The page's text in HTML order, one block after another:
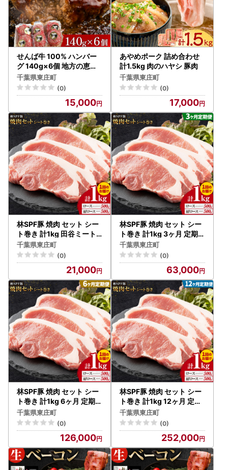
せんば牛 100% ハンバー
グ 140g×6個 地方の恵み
ハンバーグ
千葉県東庄町
(0)
15,000
あやめポーク 詰め合わせ
計1.5kg 肉のハヤシ 豚肉
千葉県東庄町
(0)
17,000
林SPF豚 焼肉 セット シー
ト巻き 計1kg 田谷ミート
センター 焼肉
千葉県東庄町
(0)
21,000
林SPF豚 焼肉 セット シー
ト巻き 計1kg 3ヶ月 定期便
田谷ミートセンター 焼肉
千葉県東庄町
(0)
63,000
林SPF豚 焼肉 セット シー
ト巻き 計1kg 6ヶ月 定期便
田谷ミートセンター 焼肉
千葉県東庄町
(0)
126,000
林SPF豚 焼肉 セット シー
ト巻き 計1kg 12ヶ月 定期
便 田谷ミートセンター 焼
肉
千葉県東庄町
(0)
252,000